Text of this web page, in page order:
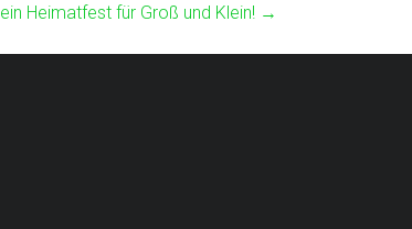
Heimatfest für Groß und Klein! →